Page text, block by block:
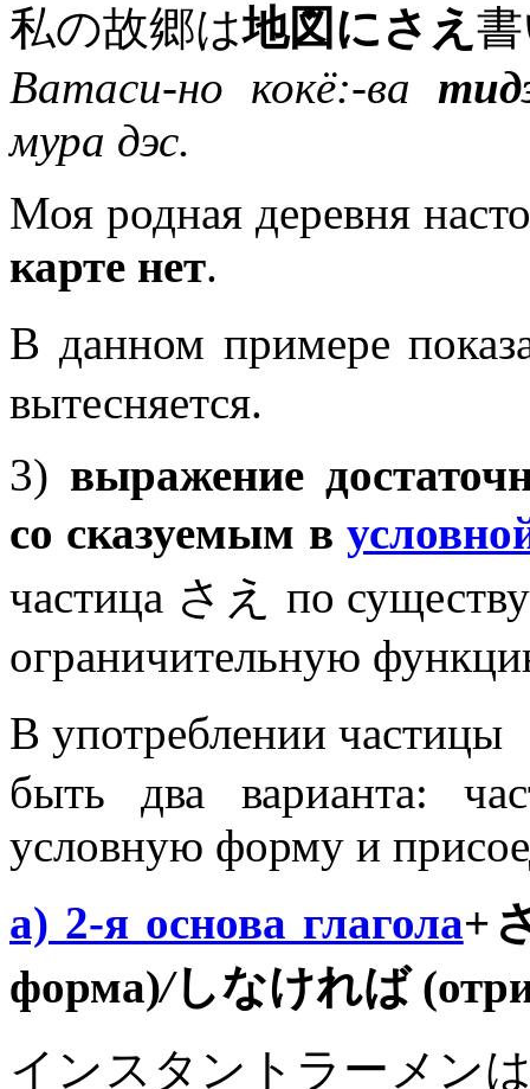
私の故郷は地図にさえ
Ватаси-но кокё:-ва
мура дэс.
Моя родная деревня
карте нет.
В данном примере
вытесняется.
3) выражение
со сказуемым в
частица さえ по
ограничительную
В употреблении
быть два варианта:
условную форму и
а) 2-я основа глагола+
форма)/しなければ
インスタントラーメン